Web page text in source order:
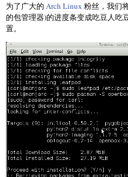
为了广大的 Arch Linux 粉丝，我们
的包管理器)的进度条变成吃豆人吃
置。